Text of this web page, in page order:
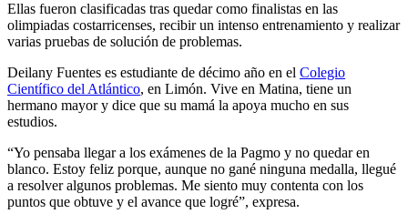
Ellas fueron clasificadas tras quedar como finalistas en las
olimpiadas costarricenses, recibir un intenso entrenamiento y realizar
varias pruebas de solución de problemas.
Deilany Fuentes es estudiante de décimo año en el Colegio
Científico del Atlántico, en Limón. Vive en Matina, tiene un
hermano mayor y dice que su mamá la apoya mucho en sus
estudios.
“Yo pensaba llegar a los exámenes de la Pagmo y no quedar en
blanco. Estoy feliz porque, aunque no gané ninguna medalla, llegué
a resolver algunos problemas. Me siento muy contenta con los
puntos que obtuve y el avance que logré”, expresa.